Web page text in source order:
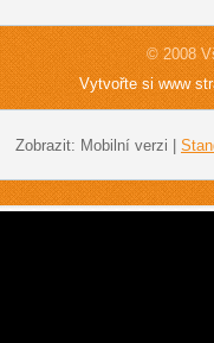
© 2008
Vytvořte si www
Zobrazit: Mobilní verzi